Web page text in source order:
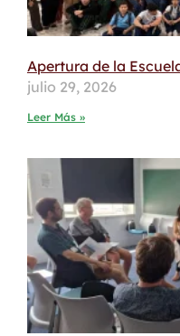
Apertura de la
julio 29, 2026
Leer Más »